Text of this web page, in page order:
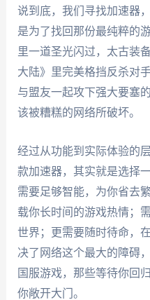
说到底，我们寻找加速器
是为了找回那份最纯粹的
里一道圣光闪过，太古装
大陆》里完美格挡反杀对
与盟友一起攻下强大要塞
该被糟糕的网络所破坏。
经过从功能到实际体验的
款加速器，其实就是选择
需要足够智能，为你省去
载你长时间的游戏热情；
世界；更需要随时待命，
决了网络这个最大的障碍
国服游戏，那些等待你回
你敞开大门。